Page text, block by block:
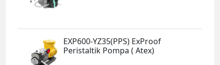
EXP600-YZ35(PPS) ExProof
Peristaltik Pompa ( Atex)